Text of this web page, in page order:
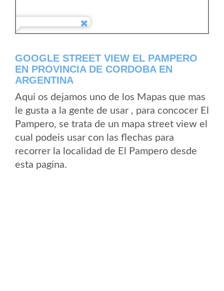
GOOGLE STREET VIEW EL PAMPERO
EN PROVINCIA DE CORDOBA EN
ARGENTINA
Aqui os dejamos uno de los Mapas que mas
le gusta a la gente de usar , para concocer El
Pampero, se trata de un mapa street view el
cual podeis usar con las flechas para
recorrer la localidad de El Pampero desde
esta pagina.